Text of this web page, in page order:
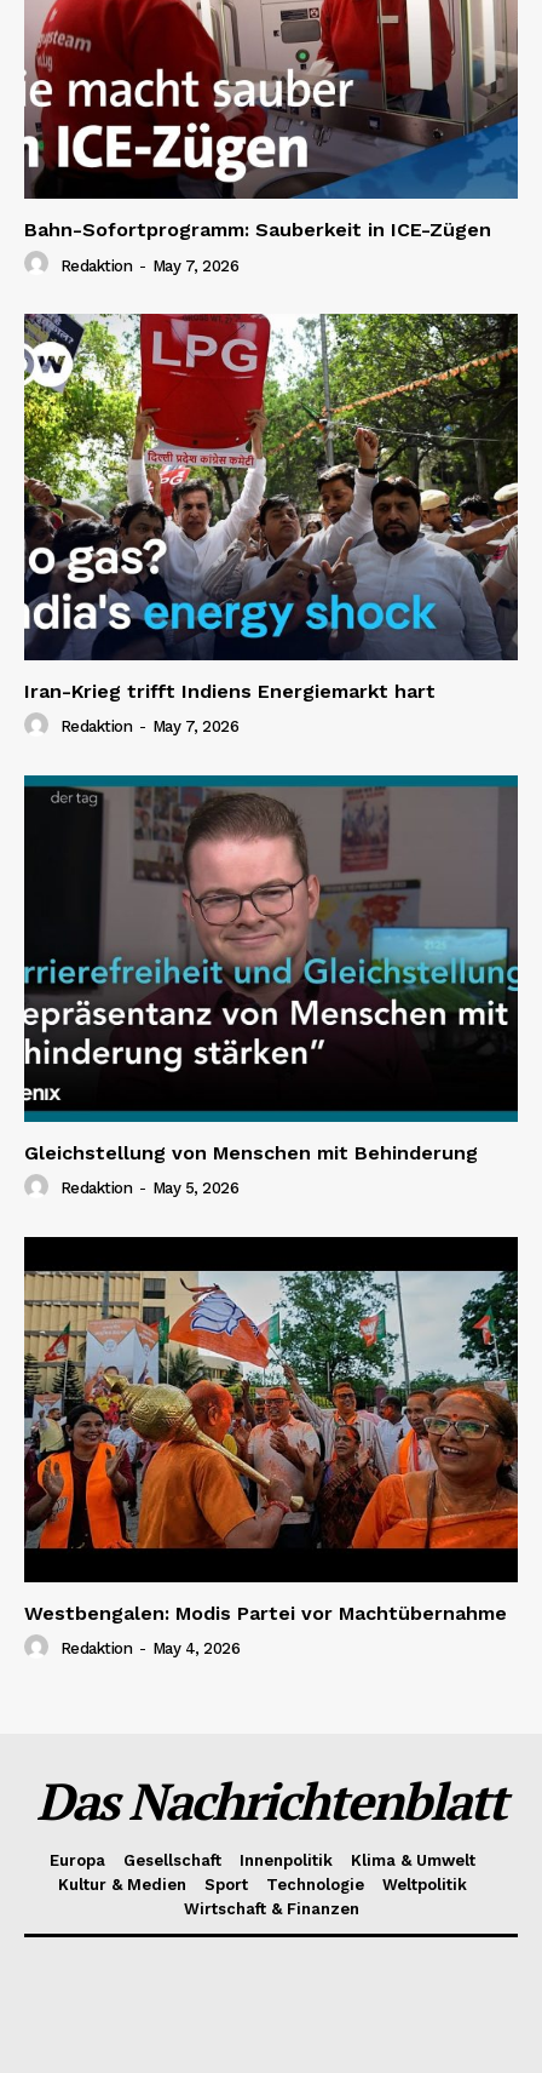
Bahn-Sofortprogramm: Sauberkeit in ICE-Zügen
Redaktion - May 7, 2026
Iran-Krieg trifft Indiens Energiemarkt hart
Redaktion - May 7, 2026
Gleichstellung von Menschen mit Behinderung
Redaktion - May 5, 2026
Westbengalen: Modis Partei vor Machtübernahme
Redaktion - May 4, 2026
Das Nachrichtenblatt
Europa Gesellschaft Innenpolitik
Klima & Umwelt
Kultur & Medien
Sport Technologie
Weltpolitik
Wirtschaft & Finanzen